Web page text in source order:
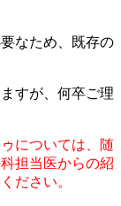
なため、既存の
すが、何卒ご理
については、随
担当医からの紹
ださい。